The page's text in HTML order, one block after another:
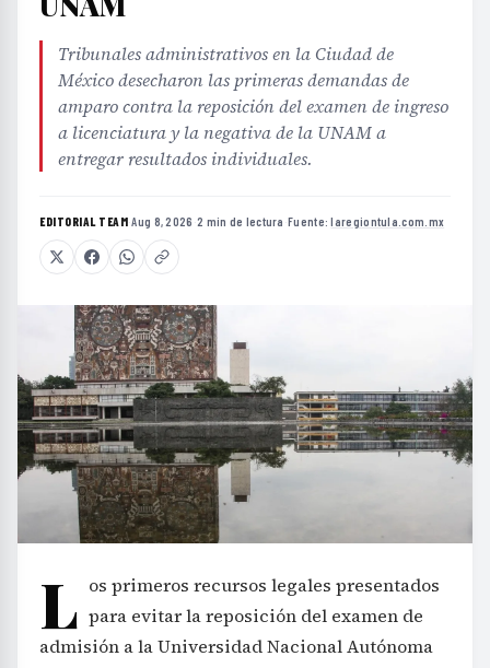
Tribunales administrativos en la Ciudad de
México desecharon las primeras demandas de
amparo contra la reposición del examen de ingreso
a licenciatura y la negativa de la UNAM a
entregar resultados individuales.
EDITORIAL TEAM·Aug 8, 2026 ·2 min de lectura ·Fuente:laregiontula.com.mx
L os primeros recursos legales presentados
para evitar la reposición del examen de
admisión a la Universidad Nacional Autónoma